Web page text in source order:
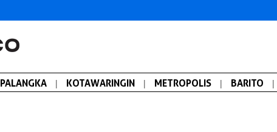
PALANGKA | KOTAWARINGIN | METROPOLIS | BARITO |